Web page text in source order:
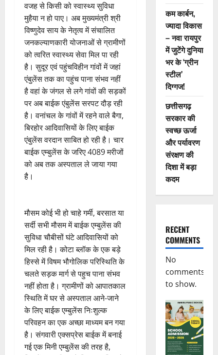
वजह से किसी को स्वास्थ्य सुविधा
मुहैया न हो पाए। अब मुख्यमंत्री श्री
विष्णुदेव साय के नेतृत्व में संचालित
जनकल्याणकारी योजनाओं से ग्रामीणों
को त्वरित स्वास्थ्य सेवा मिल पा रही
है। सुदूर एवं पहुंचविहीन गांवों में जहां
एंबुलेंस तक का पहुंच पाना संभव नहीं
है वहां के जंगल से लगे गांवों की सड़कों
पर अब बाईक एंबुलेंस सरपट दौड़ रही
है। वनांचल के गांवों में रहने वाले बैगा,
बिरहोर आदिवासियों के लिए बाईक
एंबुलेंस वरदान साबित हो रही है। चार
बाईक एम्बुलेंस के जरिए 4089 मरीजों
को अब तक अस्पताल ले जाया गया
है।
मौसम कोई भी हो चाहे गर्मी, बरसात या
सर्दी सभी मौसम में बाईक एम्बुलेंस की
सुविधा चौबीसों घंटे आदिवासियों को
मिल रही है। कोटा ब्लॉक के एक बड़े
हिस्से में विषम भौगोलिक परिस्थिति के
चलते सड़क मार्ग से पहुच पाना संभव
नहीं होता है। ग्रामीणों को आपातकाल
स्थिति में घर से अस्पताल आने-जाने
के लिए बाईक एम्बुलेंस निःशुल्क
परिवहन का एक अच्छा माध्यम बन गया
है। संगवारी एक्सप्रेस बाईक में बनाई
गई एक मिनी एम्बुलेंस की तरह है,
कम कार्बन,
ज्यादा विकास
– नवा रायपुर
में जुटेंगे दुनिया
भर के ‘ग्रीन
स्टील’
दिग्गज!
छत्तीसगढ़
सरकार की
स्वच्छ ऊर्जा
और पर्यावरण
संरक्षण की
दिशा में बड़ा
कदम
RECENT
COMMENTS
No
comments
to show.